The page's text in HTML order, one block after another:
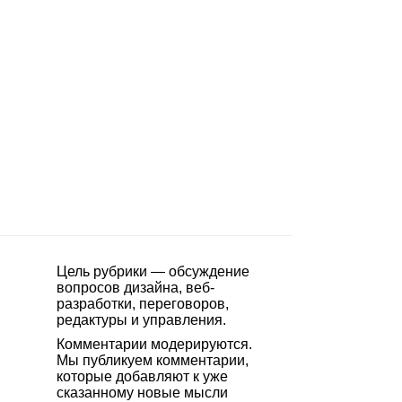
Цель рубрики — обсуждение
вопросов дизайна, веб-
разработки, переговоров,
редактуры и управления.
Комментарии модерируются.
Мы публикуем комментарии,
которые добавляют к уже
сказанному новые мысли